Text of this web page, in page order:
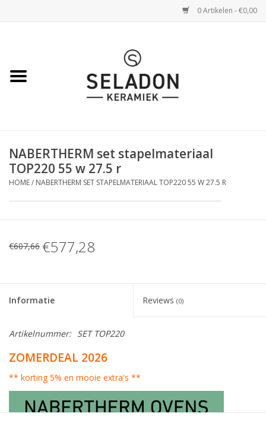
0 Artikelen - €0,00
VERZENDING
NABERTHERM set stapelmateriaal
TOP220 55 w 27.5 r
HOME/ NABERTHERM SET STAPELMATERIAAL TOP220 55 W 27.5 R
€607,66 €577,28
Informatie Reviews (0)
Artikelnummer: SET TOP220
ZOMERDEAL 2026
** korting 5% en mooie extra's **